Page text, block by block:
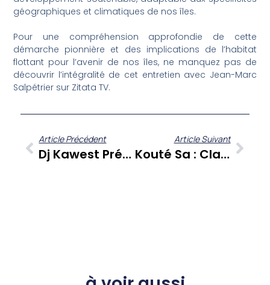
géographiques et climatiques de nos îles.
Pour une compréhension approfondie de cette
démarche pionnière et des implications de l’habitat
flottant pour l’avenir de nos îles, ne manquez pas de
découvrir l’intégralité de cet entretien avec Jean-Marc
Salpétrier sur Zitata TV.
Article Précédent
Dj Kawest Présente ‘Hybride’ : La Fusion Caribéenne, Urbaine Et Africaine Au Cœur De Kouté Sa
Article Suivant
Kouté Sa : Claudia Villeronce Éclaire La Transformation Corporelle Et Émotionnelle Des Femmes Après 50 Ans